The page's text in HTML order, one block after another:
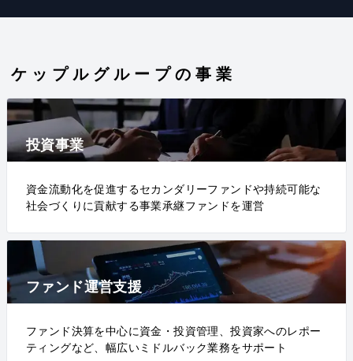
ケップルグループの事業
投資事業
資金流動化を促進するセカンダリーファンドや持続可能な
社会づくりに貢献する事業承継ファンドを運営
ファンド運営支援
ファンド決算を中心に資金・投資管理、投資家へのレポー
ティングなど、幅広いミドルバック業務をサポート